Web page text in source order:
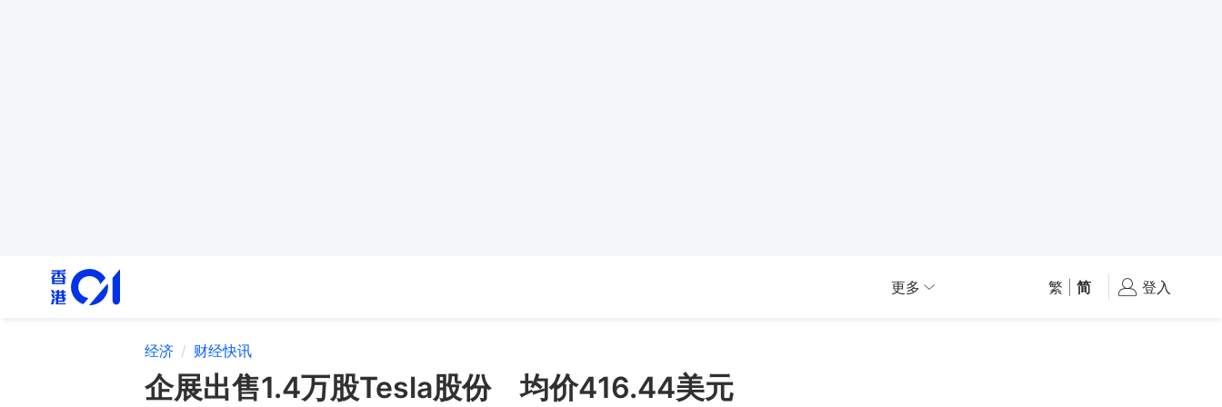
更多 繁 简 登入
经济 财经快讯
企展出售1.4万股Tesla股份 均价416.44美元